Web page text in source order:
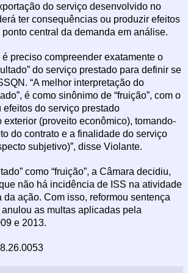
do serviço desenvolvido no
ter consequências ou produzir efeitos
central da demanda em análise.
preciso compreender exatamente o
do serviço prestado para definir se
“A melhor interpretação do
é como sinônimo de “fruição”, com o
efeitos do serviço prestado
exterior (proveito econômico), tomando-
do contrato e a finalidade do serviço
subjetivo)”, disse Violante.
como “fruição”, a Câmara decidiu,
não há incidência de ISS na atividade
da ação. Com isso, reformou sentença
as multas aplicadas pela
e 2013.